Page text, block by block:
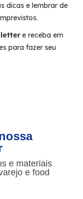
dicas e lembrar de
e receba em
para fazer seu
e materiais
e food